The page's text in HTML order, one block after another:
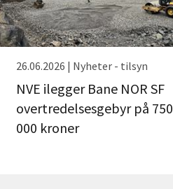
26.06.2026 | Nyheter - tilsyn
NVE ilegger Bane NOR SF
overtredelsesgebyr på 750
000 kroner